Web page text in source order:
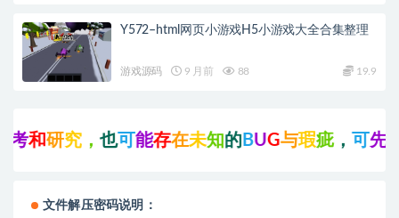
Y572–html网页小游戏H5小游戏大全合集整理
游戏源码 9 月前 88 19.9
，也可能 存在未知的BUG与瑕疵，可先联 系站长
文件解压密码说明：